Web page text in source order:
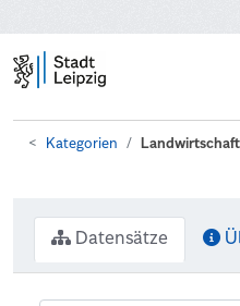
Kategorien
Datensätze